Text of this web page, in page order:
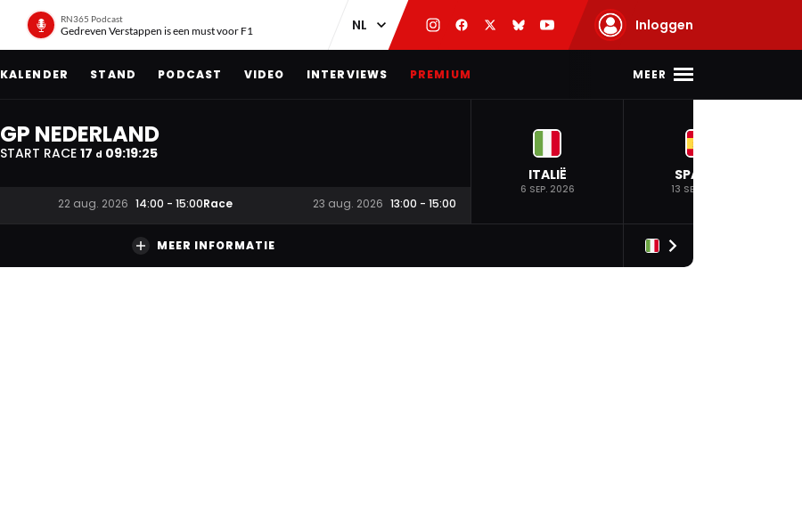
RN365 Podcast
Gedreven Verstappen is een must voor F1 Inloggen
KALENDER STAND PODCAST VIDEO INTERVIEWS PREMIUM MEER
GP NEDERLAND
START RACE 17 d 09:19:24
22 aug. 2026 14:00 - 15:00Race 23 aug. 2026 13:00 - 15:00
ITALIË
6 SEP. 2026
SPANJE
13 SEP. 2026
MEER INFORMATIE